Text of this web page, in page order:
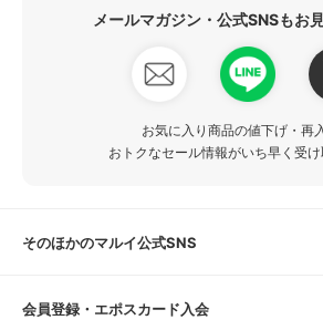
メールマガジン・公式SNSもお
お気に入り商品の値下げ・再
おトクなセール情報がいち早く受け
そのほかのマルイ公式SNS
会員登録・エポスカード入会